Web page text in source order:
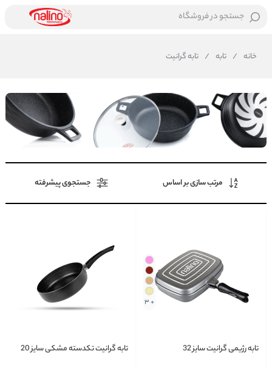
جستجو در فروشگاه
خانه / تابه / تابه گرانیت
مرتب سازی بر اساس جستجوی پیشرفته
+ 3
تابه رژیمی گرانیت سایز 32 تابه گرانیت تکدسته مشکی سایز 20